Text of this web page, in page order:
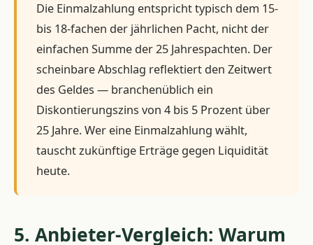
Die Einmalzahlung entspricht typisch dem 15-
bis 18-fachen der jährlichen Pacht, nicht der
einfachen Summe der 25 Jahrespachten. Der
scheinbare Abschlag reflektiert den Zeitwert
des Geldes — branchenüblich ein
Diskontierungszins von 4 bis 5 Prozent über
25 Jahre. Wer eine Einmalzahlung wählt,
tauscht zukünftige Erträge gegen Liquidität
heute.
5. Anbieter-Vergleich: Warum